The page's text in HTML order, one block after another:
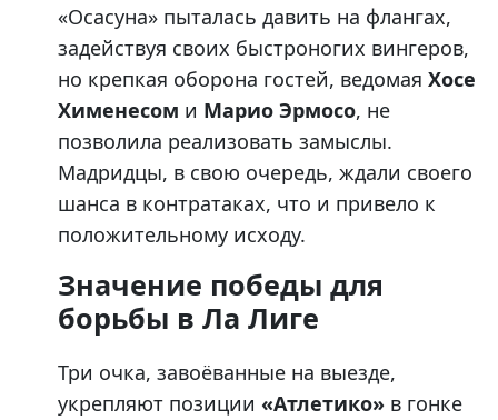
«Осасуна» пыталась давить на флангах,
задействуя своих быстроногих вингеров,
но крепкая оборона гостей, ведомая Хосе
Хименесом и Марио Эрмосо, не
позволила реализовать замыслы.
Мадридцы, в свою очередь, ждали своего
шанса в контратаках, что и привело к
положительному исходу.
Значение победы для
борьбы в Ла Лиге
Три очка, завоёванные на выезде,
укрепляют позиции «Атлетико» в гонке